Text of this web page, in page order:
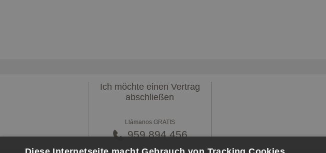
Ich möchte einen Vertrag
abschließen
Llámanos GRATIS
959 894 456